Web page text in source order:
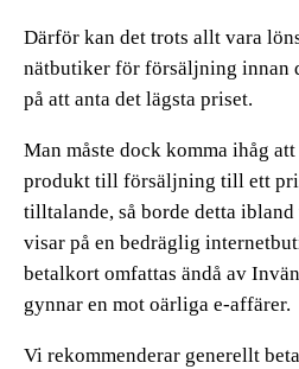
Därför kan det trots allt vara
nätbutiker för försäljning innan
på att anta det lägsta priset.
Man måste dock komma ihåg
produkt till försäljning till ett
tilltalande, så borde detta ibland
visar på en bedräglig
betalkort omfattas ändå av
gynnar en mot oärliga e-affärer.
Vi rekommenderar generellt